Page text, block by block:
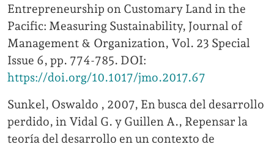
Entrepreneurship on Customary Land in the
Pacific: Measuring Sustainability, Journal of
Management & Organization, Vol. 23 Special
Issue 6, pp. 774-785. DOI:
https://doi.org/10.1017/jmo.2017.67
Sunkel, Oswaldo , 2007, En busca del desarrollo
perdido, in Vidal G. y Guillen A., Repensar la
teoría del desarrollo en un contexto de